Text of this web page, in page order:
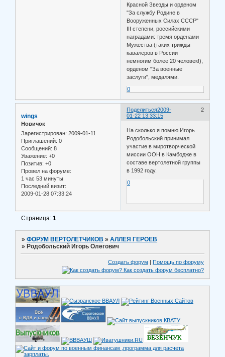
Красной Звезды и орденом
"За службу Родине в
Вооруженных Силах СССР"
III степени, российскими
наградами: тремя орденами
Мужества (таких трижды
кавалеров в России
немногим более 20 человек!),
орденом "За военные
заслуги", медалями.
0
Поделиться 2
2009-
01-22 13:33:15
wings
Новичок
Зарегистрирован: 2009-01-11
Приглашений: 0
Сообщений: 8
Уважение: +0
Позитив: +0
Провел на форуме:
1 час 53 минуты
Последний визит:
2009-01-28 07:33:24
На сколько я помню Игорь
Родобольский принимал
участие в миротворческой
миссии ООН в Камбодже в
составе вертолетной группы
в 1992 году.
0
Страница:1
»ФОРУМ ВЕРТОЛЕТЧИКОВ »АЛЛЕЯ ГЕРОЕВ
»Родобольский Игорь Олегович
Создать форум | Помощь по форуму